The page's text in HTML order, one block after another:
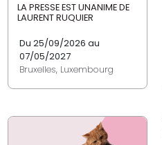
LA PRESSE EST UNANIME DE
LAURENT RUQUIER
Du 25/09/2026 au
07/05/2027
Bruxelles, Luxembourg